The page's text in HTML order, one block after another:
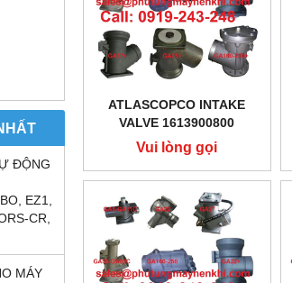
ĐỘNG
EZ1,
CR,
MÁY
ATLASCOPCO INTAKE
VALVE 1613900800
Vui lòng gọi